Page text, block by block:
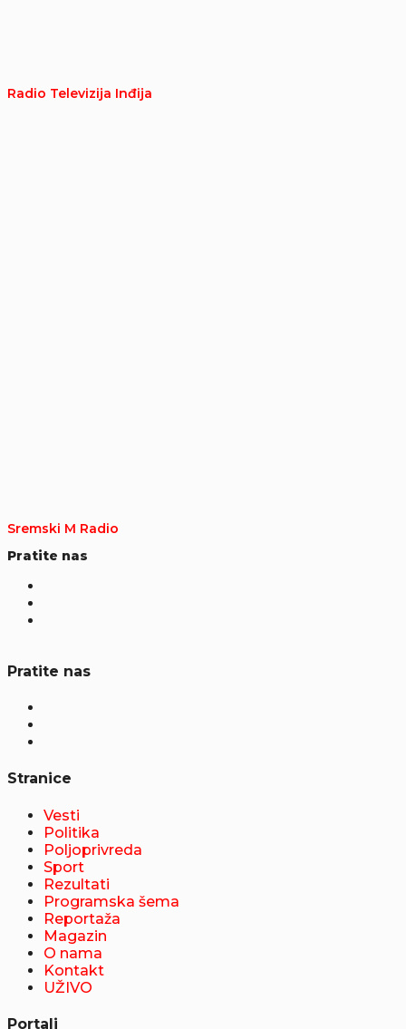
Radio Televizija Inđija
Sremski M Radio
Pratite nas
Pratite nas
Stranice
Vesti
Politika
Poljoprivreda
Sport
Rezultati
Programska šema
Reportaža
Magazin
O nama
Kontakt
UŽIVO
Portali